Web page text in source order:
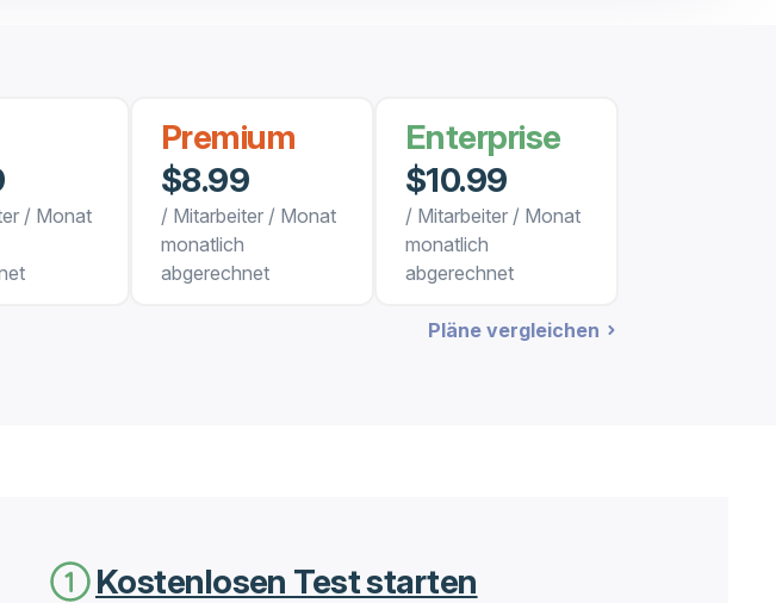
/ Monat
Premium
$8.99
/ Mitarbeiter / Monat
monatlich
abgerechnet
Enterprise
$10.99
/ Mitarbeiter / Monat
monatlich
abgerechnet
Pläne vergleichen
Kostenlosen Test starten